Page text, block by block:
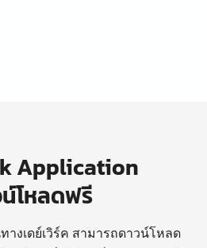
Application
โหลดฟรี
างเดย์เวิร์ค สามารถดาวน์โหลด